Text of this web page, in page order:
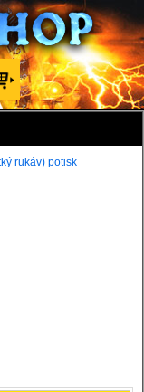
rukáv) potisk